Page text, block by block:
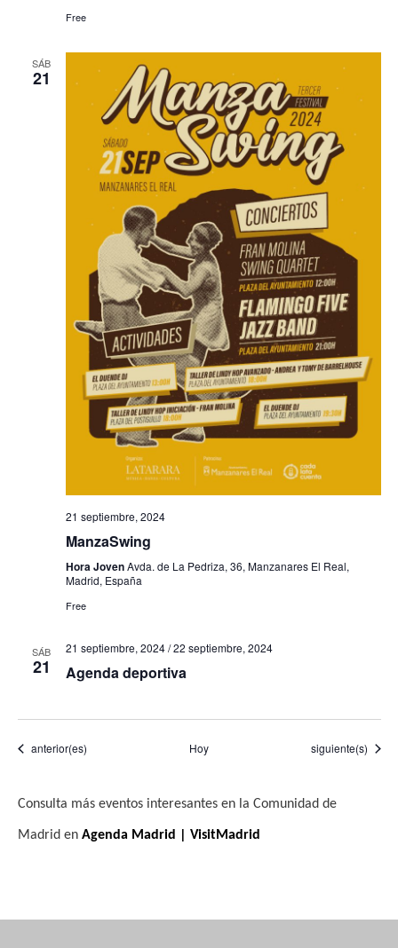
Free
SÁB
21
21 septiembre, 2024
ManzaSwing
Hora JovenAvda. de La Pedriza, 36, Manzanares El Real,
Madrid, España
Free
SÁB
21
21 septiembre, 2024/22 septiembre, 2024
Agenda deportiva
Eventos
anterior(es) Hoy Eventos
siguiente(s)
Consulta más eventos interesantes en la Comunidad de
Madrid en Agenda Madrid | VisitMadrid